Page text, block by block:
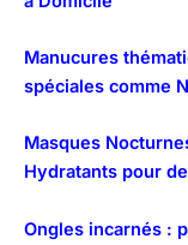
Manucures
spéciales comme
Masques
Hydratants pour
Ongles incarnés :